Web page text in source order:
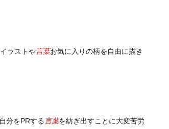
ラストや言葉お気に入りの柄を自由に描き
分をPRする 言葉を紡ぎ出すことに大変苦労